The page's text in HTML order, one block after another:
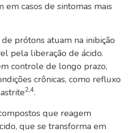
casos de sintomas mais
prótons atuam na inibição
pela liberação de ácido.
controle de longo prazo,
crônicas, como refluxo
2,4.
que reagem
que se transforma em